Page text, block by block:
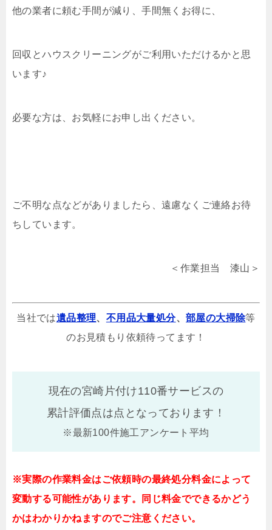
他の業者に頼む手間が減り、手間無くお得に、
回収とハウスクリーニングがご利用いただけるかと思
います♪
必要な方は、お気軽にお申し出ください。
ご不明な点などがありましたら、遠慮なくご連絡お待
ちしています。
＜作業担当 漆山＞
当社では遺品整理、 不用品大量処分、部屋の大掃除等
のお見積もり依頼待ってます！
現在の宮崎片付け110番サービスの
累計評価点は点となっております！
※最新100件施工アンケート平均
※実際の作業料金はご依頼時の最終処分料金によって
変動する可能性があります。同じ料金でできるかどう
かはわかりかねますのでご注意ください。